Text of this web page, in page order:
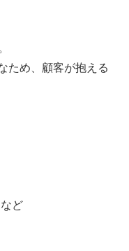
ため、顧客が抱える
ど